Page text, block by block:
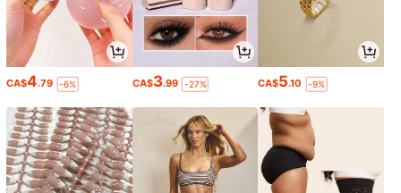
CA$4.79 -6% CA$3.99 -27% CA$5.10 -9%